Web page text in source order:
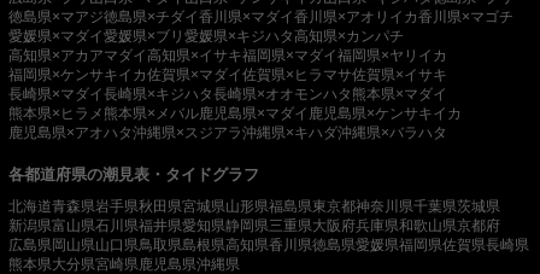
徳島県×マアジ徳島県×チダイ香川県×マダイ香川県×アオリイカ香川県×マゴチ
愛媛県×マダイ愛媛県×ブリ 愛媛県×キジハタ高知県×カンパチ
高知県×アカアマダイ高知県×イサキ福岡県×マダイ福岡県×ヤリイカ
福岡県×ケンサキイカ佐賀県×マダイ佐賀県×ヒラマサ佐賀県×イサキ
長崎県×マダイ長崎県×キジハタ長崎県×オオモンハタ 熊本県×マダイ
熊本県×ヒラメ 熊本県×メバル鹿児島県×マダイ 鹿児島県×ケンサキイカ
鹿児島県×アオハタ沖縄県×スジアラ沖縄県×キハダ沖縄県×バラハタ
各都道府県の潮見表・タイドグラフ
北海道青森県岩手県秋田県宮城県山形県福島県東京都神奈川県千葉県茨城県
新潟県富山県石川県福井県愛知県静岡県三重県大阪府兵庫県和歌山県京都府
広島県岡山県山口県鳥取県島根県高知県香川県徳島県愛媛県福岡県佐賀県長崎県
熊本県大分県宮崎県 鹿児島県沖縄県